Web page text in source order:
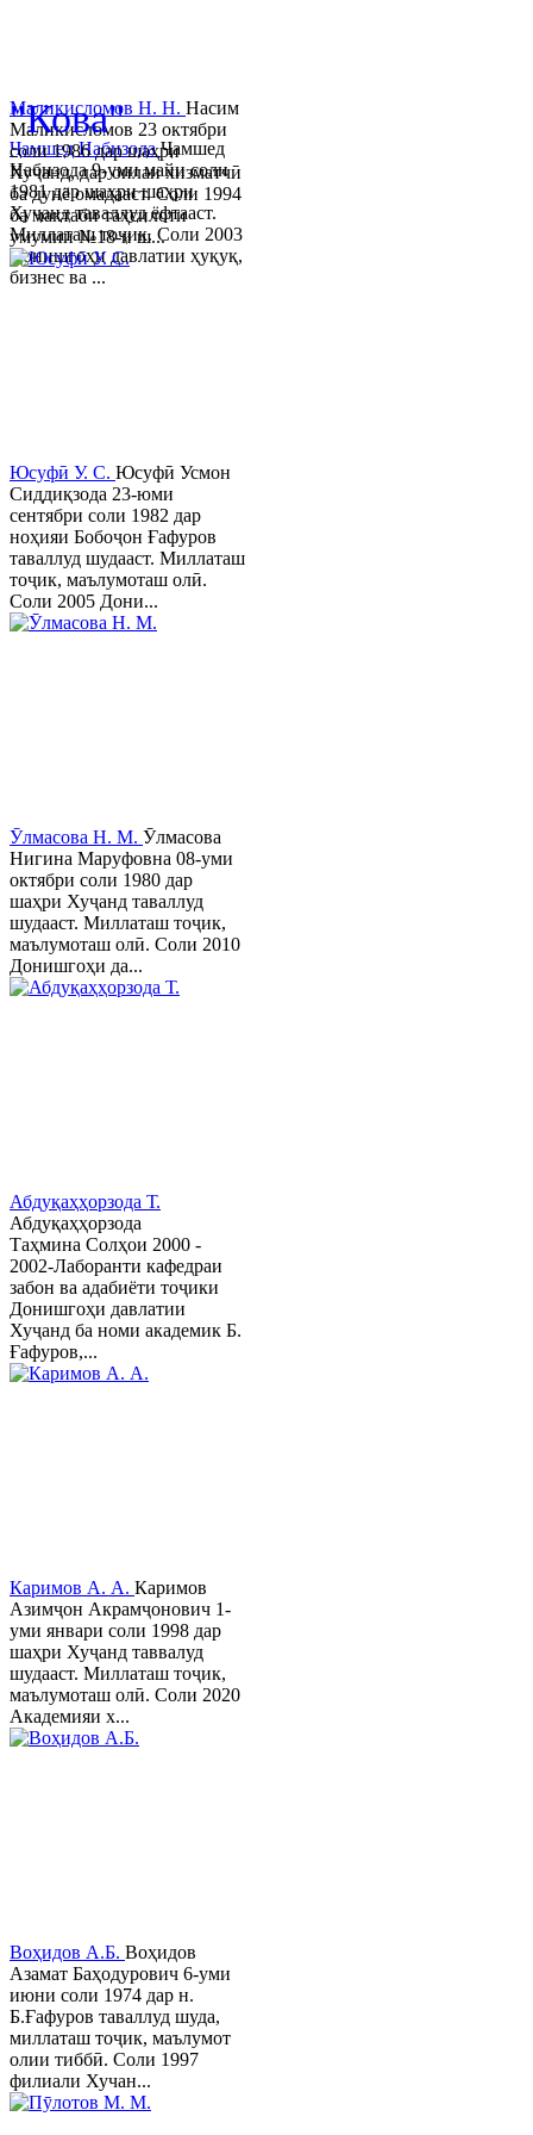
Ҷамшед НабизодаҶамшед
Набизода 9-уми майи соли
1981 дар шаҳри шаҳри
Хуҷанд таваллуд ёфтааст.
Миллаташ тоҷик. Соли 2003
Донишгоҳи давлатии ҳуқуқ,
бизнес ва ...
Маликисломов Н. Н. Насим
Маликисломов 23 октябри
соли 1986 дар шаҳри
Хуҷанд, дар оилаи хизматчӣ
ба дунё омадааст. Соли 1994
ба мактаби таҳсилоти
умумии №18-и ш...
Юсуфӣ У. C. Юсуфӣ Усмон
Сиддиқзода 23-юми
сентябри соли 1982 дар
ноҳияи Бобоҷон Ғафуров
таваллуд шудааст. Миллаташ
тоҷик, маълумоташ олӣ.
Соли 2005 Дони...
Ӯлмасова Н. М. Ӯлмасова
Нигина Маруфовна 08-уми
октябри соли 1980 дар
шаҳри Хуҷанд таваллуд
шудааст. Миллаташ тоҷик,
маълумоташ олӣ. Соли 2010
Донишгоҳи да...
Абдуқаҳҳорзода Т.
Абдуқаҳҳорзода
Таҳмина Солҳои 2000 -
2002-Лаборанти кафедраи
забон ва адабиёти тоҷики
Донишгоҳи давлатии
Хуҷанд ба номи академик Б.
Ғафуров,...
Каримов А. А. Каримов
Азимҷон Акрамҷонович 1-
уми январи соли 1998 дар
шаҳри Хуҷанд таввалуд
шудааст. Миллаташ тоҷик,
маълумоташ олӣ. Соли 2020
Академияи х...
Воҳидов А.Б. Воҳидов
Азамат Баҳодурович 6-уми
июни соли 1974 дар н.
Б.Ғафуров таваллуд шуда,
миллаташ тоҷик, маълумот
олии тиббӣ. Соли 1997
филиали Хучан...
"Кова"